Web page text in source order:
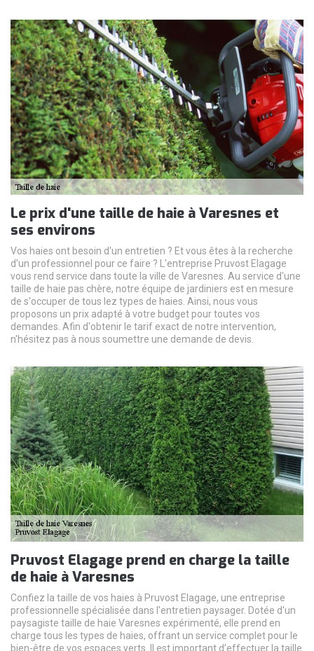
Le prix d'une taille de haie à Varesnes et
ses environs
Vos haies ont besoin d'un entretien ? Et vous êtes à la recherche
d'un professionnel pour ce faire ? L'entreprise Pruvost Elagage
vous rend service dans toute la ville de Varesnes. Au service d'une
taille de haie pas chère, notre équipe de jardiniers est en mesure
de s'occuper de tous lez types de haies. Ainsi, nous vous
proposons un prix adapté à votre budget pour toutes vos
demandes. Afin d'obtenir le tarif exact de notre intervention,
n'hésitez pas à nous soumettre une demande de devis.
Pruvost Elagage prend en charge la taille
de haie à Varesnes
Confiez la taille de vos haies à Pruvost Elagage, une entreprise
professionnelle spécialisée dans l'entretien paysager. Dotée d'un
paysagiste taille de haie Varesnes expérimenté, elle prend en
charge tous les types de haies, offrant un service complet pour le
bien-être de vos espaces verts. Il est important d’effectuer la taille